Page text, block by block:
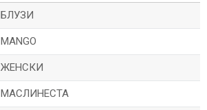
БЛУЗИ
MANGO
ЖЕНСКИ
МАСЛИНЕСТА